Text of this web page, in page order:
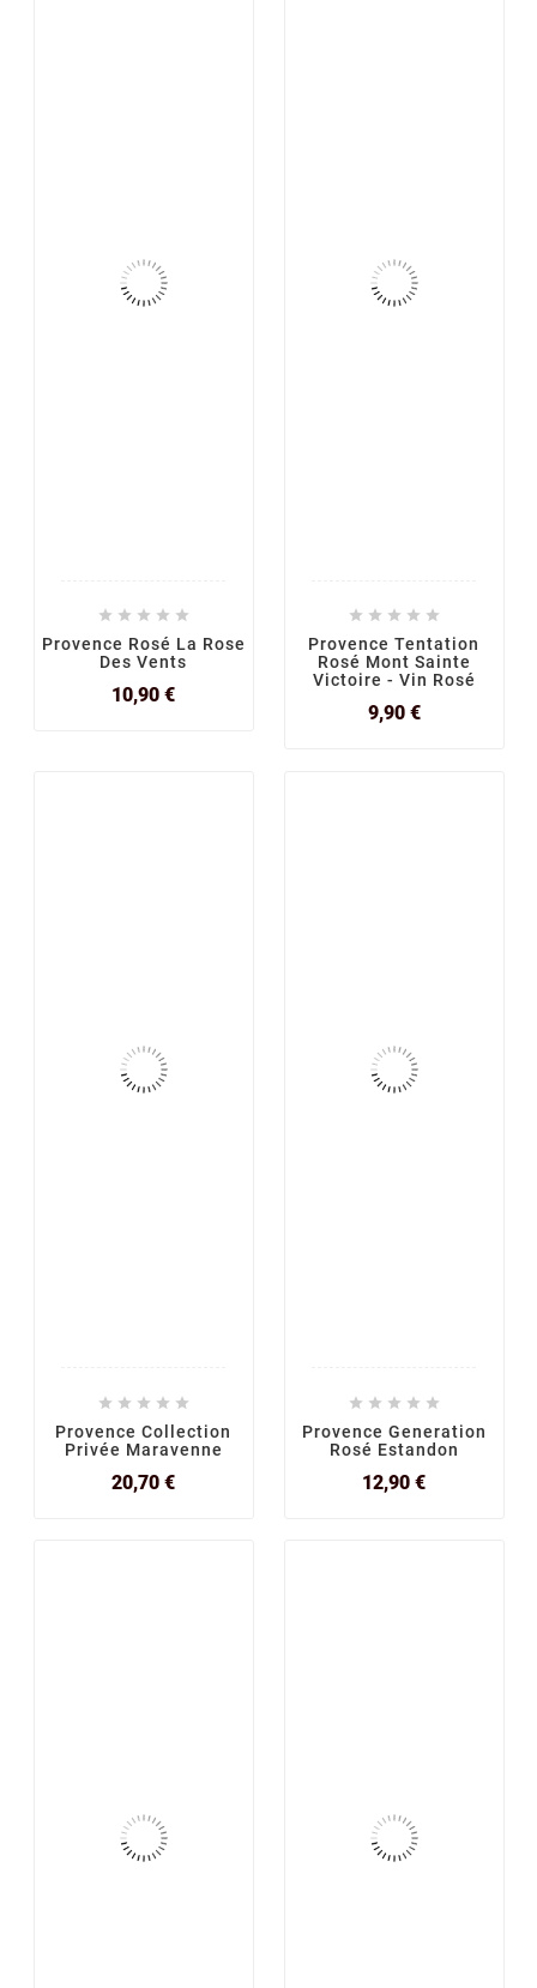
    
Provence Rosé La Rose
Des Vents
10,90 €Prix
    
Provence Tentation
Rosé Mont Sainte
Victoire - Vin Rosé
9,90 €Prix
    
Provence Collection
Privée Maravenne
20,70 €Prix
    
Provence Generation
Rosé Estandon
12,90 €Prix